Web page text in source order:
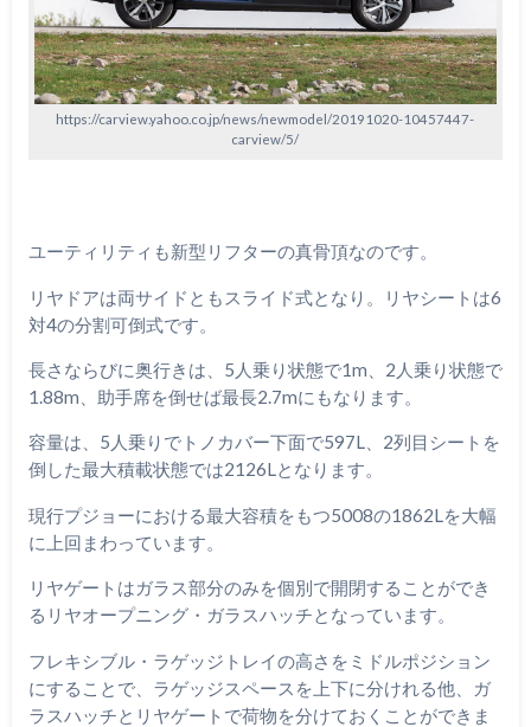
https://carview.yahoo.co.jp/news/newmodel/20191020-10457447-
carview/5/
ユーティリティも新型リフターの真骨頂なのです。
リヤドアは両サイドともスライド式となり。リヤシートは6
対4の分割可倒式です。
長さならびに奥行きは、5人乗り状態で1m、2人乗り状態で
1.88m、助手席を倒せば最長2.7mにもなります。
容量は、5人乗りでトノカバー下面で597L、2列目シートを
倒した最大積載状態では2126Lとなります。
現行プジョーにおける最大容積をもつ5008の1862Lを大幅
に上回まわっています。
リヤゲートはガラス部分のみを個別で開閉することができ
るリヤオープニング・ガラスハッチとなっています。
フレキシブル・ラゲッジトレイの高さをミドルポジション
にすることで、ラゲッジスペースを上下に分けれる他、ガ
ラスハッチとリヤゲートで荷物を分けておくことができま